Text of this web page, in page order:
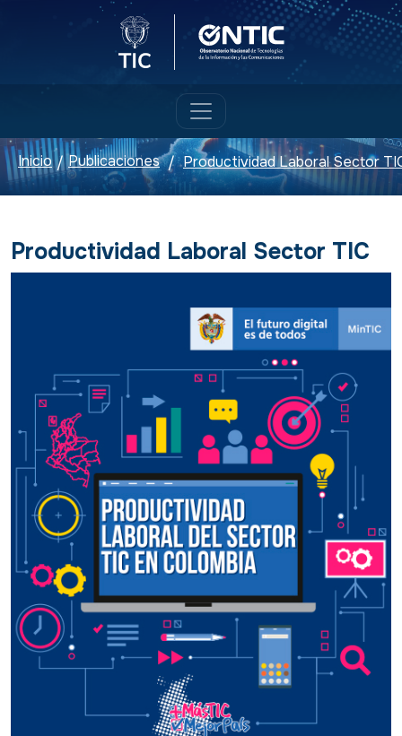
Logo del Ministerio TICLogo ONTIC
Inicio / Publicaciones / Productividad Laboral Sector
Productividad Laboral Sector TIC